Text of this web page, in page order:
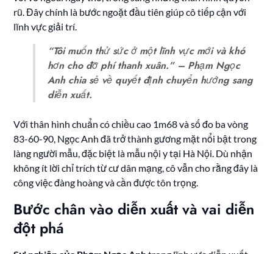
rũ. Đây chính là bước ngoặt đầu tiên giúp cô tiếp cận với
lĩnh vực giải trí.
“Tôi muốn thử sức ở một lĩnh vực mới và khó
hơn cho đỡ phí thanh xuân.” – Phạm Ngọc
Anh chia sẻ về quyết định chuyển hướng sang
diễn xuất.
Với thân hình chuẩn có chiều cao 1m68 và số đo ba vòng
83-60-90, Ngọc Anh đã trở thành gương mặt nổi bật trong
làng người mẫu, đặc biệt là mẫu nội y tại Hà Nội. Dù nhận
không ít lời chỉ trích từ cư dân mạng, cô vẫn cho rằng đây là
công việc đàng hoàng và cần được tôn trọng.
Bước chân vào diễn xuất và vai diễn
đột phá